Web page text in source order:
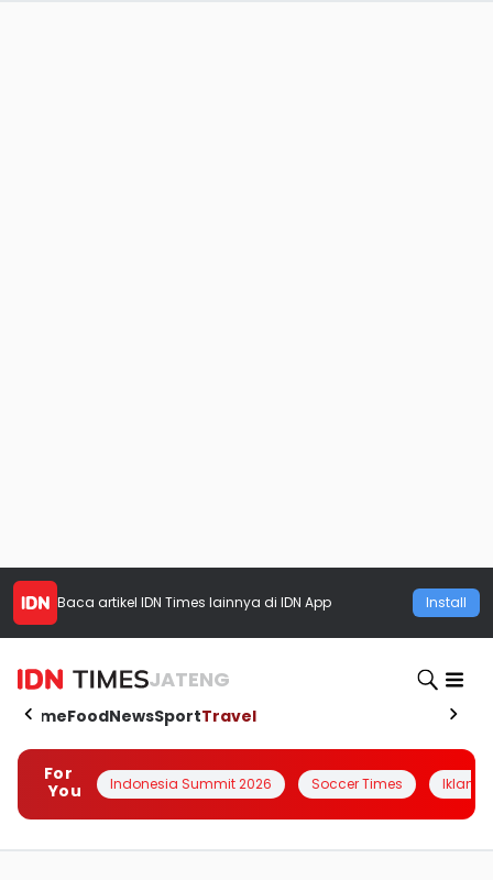
Baca artikel IDN Times lainnya di IDN App Install
JATENG
HomeFoodNewsSportTravel
For
You
Indonesia Summit 2026 Soccer Times Iklanin